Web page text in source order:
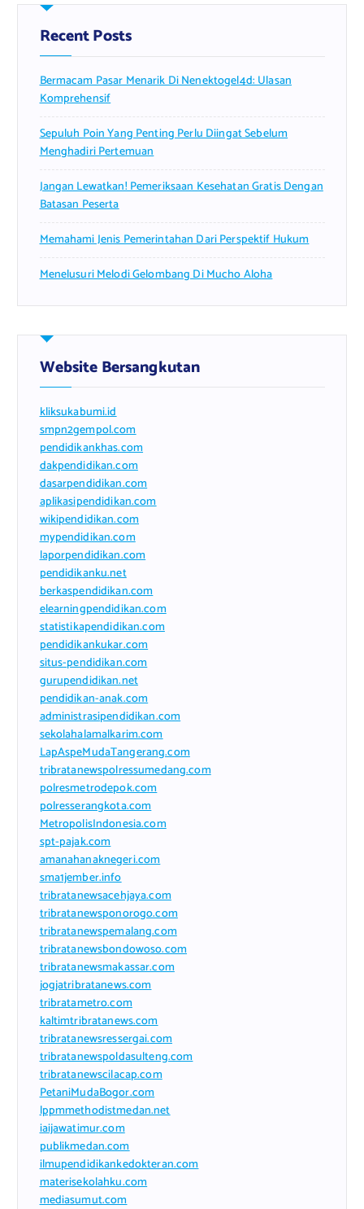
h
f
o
:
Recent Posts
Bermacam Pasar Menarik Di Nenektogel4d: Ulasan
Komprehensif
Sepuluh Poin Yang Penting Perlu Diingat Sebelum
Menghadiri Pertemuan
Jangan Lewatkan! Pemeriksaan Kesehatan Gratis Dengan
Batasan Peserta
Memahami Jenis Pemerintahan Dari Perspektif Hukum
Menelusuri Melodi Gelombang Di Mucho Aloha
Website Bersangkutan
kliksukabumi.id
smpn2gempol.com
pendidikankhas.com
dakpendidikan.com
dasarpendidikan.com
aplikasipendidikan.com
wikipendidikan.com
mypendidikan.com
laporpendidikan.com
pendidikanku.net
berkaspendidikan.com
elearningpendidikan.com
statistikapendidikan.com
pendidikankukar.com
situs-pendidikan.com
gurupendidikan.net
pendidikan-anak.com
administrasipendidikan.com
sekolahalamalkarim.com
LapAspeMudaTangerang.com
tribratanewspolressumedang.com
polresmetrodepok.com
polresserangkota.com
MetropolisIndonesia.com
spt-pajak.com
amanahanaknegeri.com
sma1jember.info
tribratanewsacehjaya.com
tribratanewsponorogo.com
tribratanewspemalang.com
tribratanewsbondowoso.com
tribratanewsmakassar.com
jogjatribratanews.com
tribratametro.com
kaltimtribratanews.com
tribratanewsressergai.com
tribratanewspoldasulteng.com
tribratanewscilacap.com
PetaniMudaBogor.com
lppmmethodistmedan.net
iaijawatimur.com
publikmedan.com
ilmupendidikankedokteran.com
materisekolahku.com
mediasumut.com